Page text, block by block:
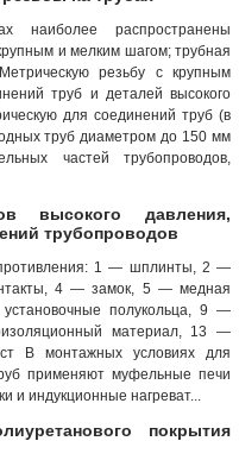
наиболее распространены
и мелким шагом; трубная
резьбу с крупным
труб и деталей высокого
для соединений труб (в
труб диаметром до 150 мм
частей трубопроводов,
высокого давления,
трубопроводов
1 — шплинты, 2 —
4 — замок, 5 — медная
полукольца, 9 —
материал, 13 —
В монтажных условиях для
применяют муфельные печи
и индукционные нагреват...
покрытия